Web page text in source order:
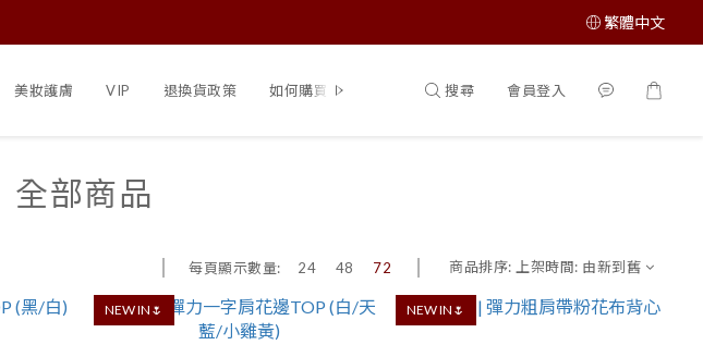
繁體中文
美妝護膚 VIP 退換貨政策 如何購買 搜尋 會員登入
全部商品
每頁顯示數量: 24 48 72 商品排序: 上架時間: 由新到舊
NEW IN🌷 NEW IN🌷